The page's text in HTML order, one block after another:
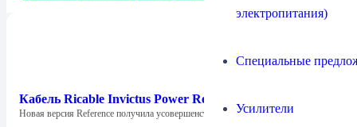
электропитания)
Специальные
Усилители
Кабель Ricable Invictus Power Reference
Новая версия Reference получила усовершенствованную архитектуру…